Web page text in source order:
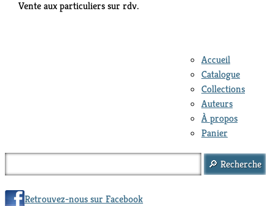
Vente aux particuliers sur rdv.
Accueil
Catalogue
Collections
Auteurs
À propos
Panier
Retrouvez-nous sur Facebook